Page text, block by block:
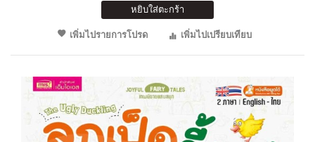
หยิบใส่ตะกร้า
เพิ่มไปรายการโปรด
เพิ่มไปเปรียบเทียบ